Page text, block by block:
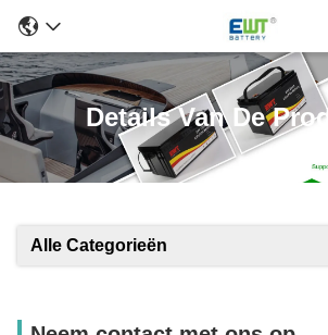
Details Van De
Alle Categorieën